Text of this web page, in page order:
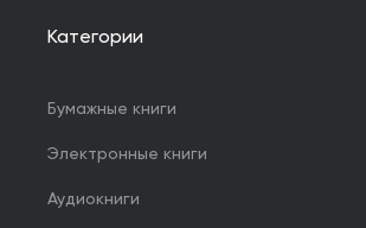
Категории
Бумажные книги
Электронные книги
Аудиокниги